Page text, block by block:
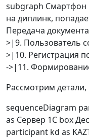
subgraph Смартфон
на диплинк,
Передача
>|9. Пользователь
>|10. Регистрация
->|11.
Рассмотрим
sequenceDiagram
as Сервер 1С box
participant kd as